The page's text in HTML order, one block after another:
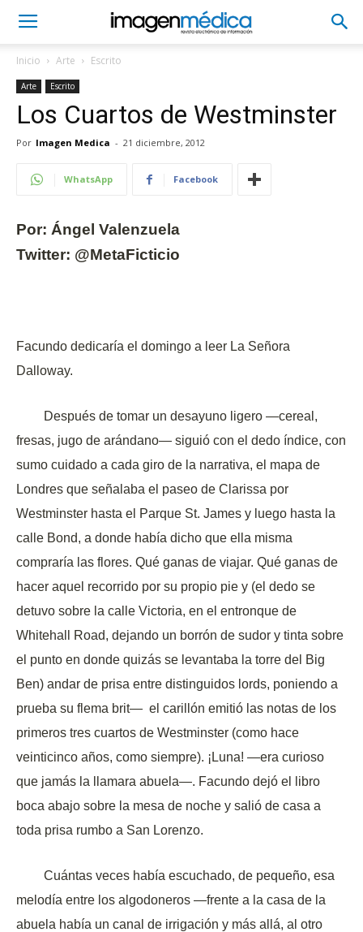
Inicio Arte Escrito
Arte Escrito
Los Cuartos de Westminster
Por Imagen Medica - 21 diciembre, 2012
WhatsApp Facebook
Por: Ángel Valenzuela
Twitter: @MetaFicticio
Facundo dedicaría el domingo a leer La Señora
Dalloway.
Después de tomar un desayuno ligero —cereal,
fresas, jugo de arándano— siguió con el dedo índice, con
sumo cuidado a cada giro de la narrativa, el mapa de
Londres que señalaba el paseo de Clarissa por
Westminster hasta el Parque St. James y luego hasta la
calle Bond, a donde había dicho que ella misma
compraría las flores. Qué ganas de viajar. Qué ganas de
hacer aquel recorrido por su propio pie y (el dedo se
detuvo sobre la calle Victoria, en el entronque de
Whitehall Road, dejando un borrón de sudor y tinta sobre
el punto en donde quizás se levantaba la torre del Big
Ben) andar de prisa entre distinguidos lords, poniendo a
prueba su flema brit— el carillón emitió las notas de los
primeros tres cuartos de Westminster (como hace
veinticinco años, como siempre). ¡Luna! —era curioso
que jamás la llamara abuela—. Facundo dejó el libro
boca abajo sobre la mesa de noche y salió de casa a
toda prisa rumbo a San Lorenzo.
Cuántas veces había escuchado, de pequeño, esa
melodía entre los algodoneros —frente a la casa de la
abuela había un canal de irrigación y más allá, al otro